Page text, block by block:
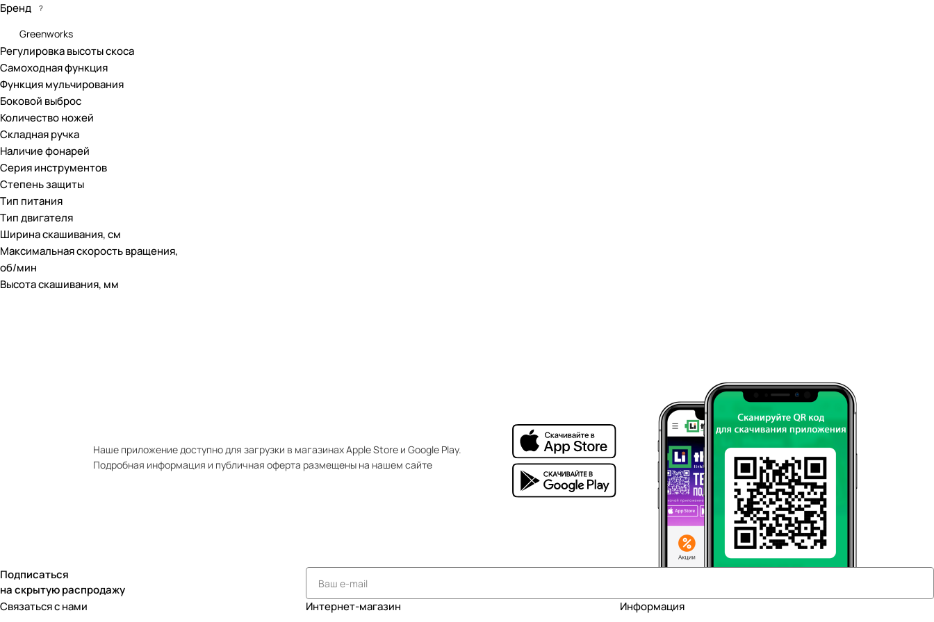
Бренд ?
Greenworks
Регулировка высоты скоса
Самоходная функция
Функция мульчирования
Боковой выброс
Количество ножей
Складная ручка
Наличие фонарей
Серия инструментов
Степень защиты
Тип питания
Тип двигателя
Ширина скашивания, см
Максимальная скорость вращения,
об/мин
Высота скашивания, мм
Наше приложение доступно для загрузки в магазинах Apple Store и Google Play.
Подробная информация и публичная оферта размещены на нашем сайте
Подписаться
на скрытую распродажу
Связаться с нами
Интернет-магазин Информация